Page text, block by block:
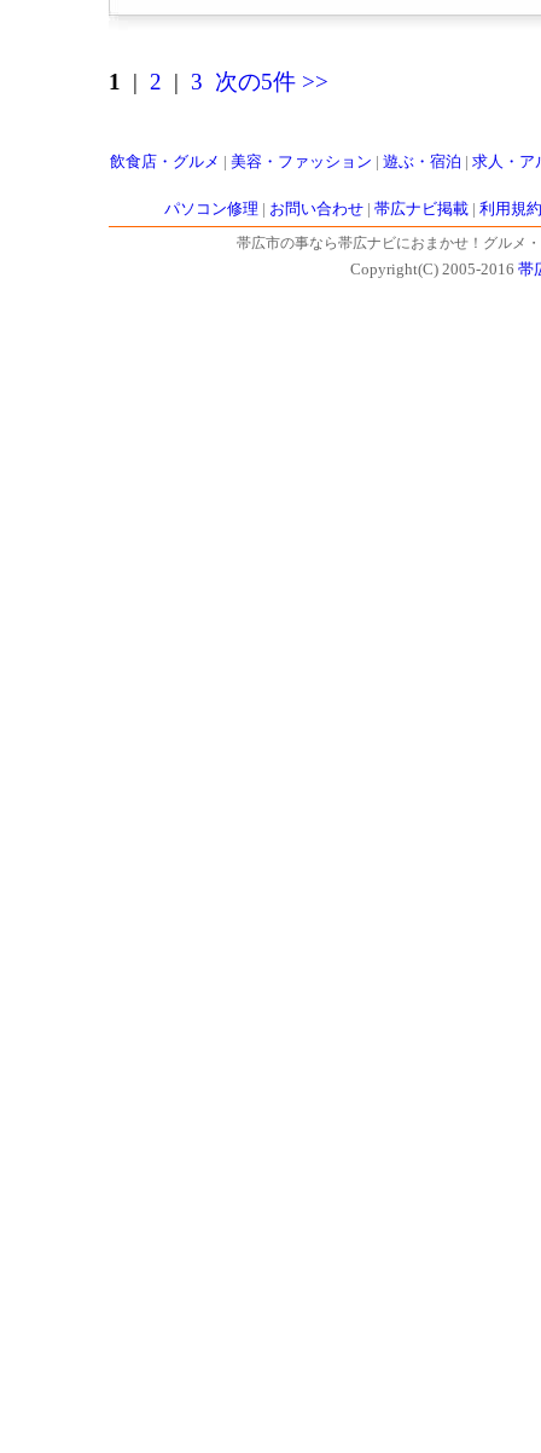
1 | 2 | 3 次の5件 >>
飲食店・グルメ 美容・ファッション 遊ぶ・宿泊 求人・ア
パソコン修理 お問い合わせ| 帯広ナビ掲載| 利用規約
帯広市の事なら帯広ナビにおまかせ！グルメ
Copyright(C) 2005-2016 帯